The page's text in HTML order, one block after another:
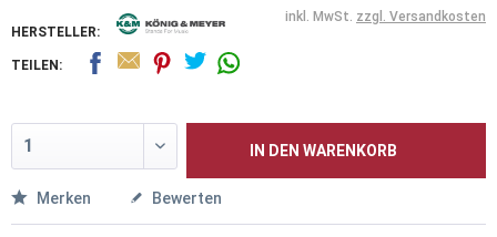
HERSTELLER:
inkl. MwSt. zzgl. Versandkosten
TEILEN:
IN DEN WARENKORB
Merken Bewerten